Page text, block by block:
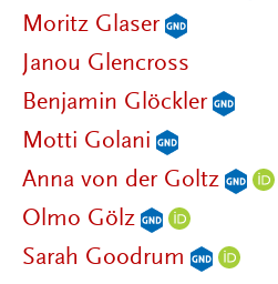
Moritz Glaser
Janou Glencross
Benjamin Glöckler
Motti Golani
Anna von der Goltz
Olmo Gölz
Sarah Goodrum